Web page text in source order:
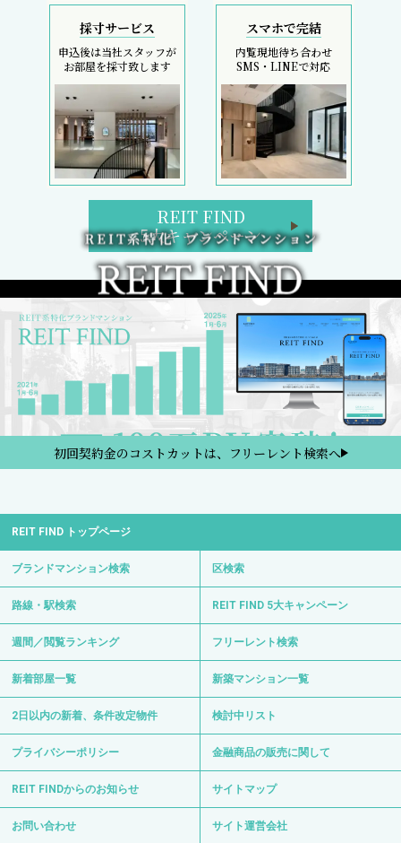
採寸サービス
申込後は当社スタッフが
お部屋を採寸致します
スマホで完結
内覧現地待ち合わせ
SMS・LINEで対応
REIT FIND
5大キャンペーン
初回契約金のコストカットは、フリーレント検索へ
REIT FIND トップページ
ブランドマンション検索 区検索
路線・駅検索 REIT FIND 5大キャンペーン
週間／閲覧ランキング フリーレント検索
新着部屋一覧 新築マンション一覧
2日以内の新着、条件改定物件 検討中リスト
プライバシーポリシー 金融商品の販売に関して
REIT FINDからのお知らせ サイトマップ
お問い合わせ サイト運営会社